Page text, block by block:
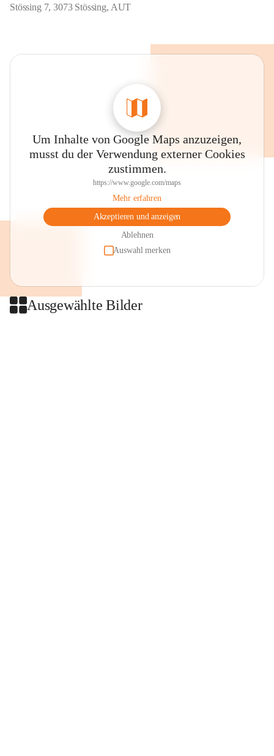
Stössing 7, 3073 Stössing, AUT
Um Inhalte von Google Maps anzuzeigen,
musst du der Verwendung externer Cookies
zustimmen.
https://www.google.com/maps
Mehr erfahren
Akzeptieren und anzeigen
Ablehnen
Auswahl merken
Ausgewählte Bilder